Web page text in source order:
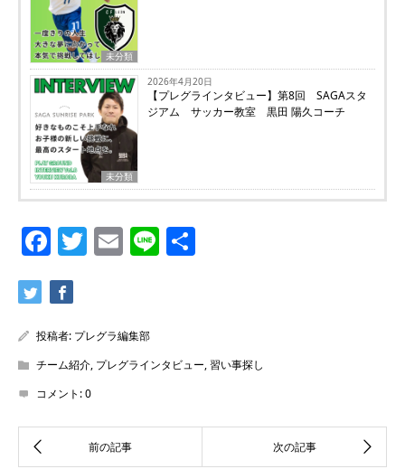
未分類
未分類
2026年4月20日
【プレグラインタビュー】第8回 SAGAスタ
ジアム サッカー教室 黒田 陽久コーチ
Facebook
Twitter
Email
Line
投稿者: プレグラ編集部
チーム紹介, プレグラインタビュー,習い事探し
コメント:0